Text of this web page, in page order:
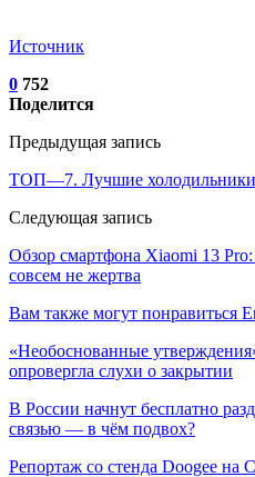
Источник
0 752
Поделится
Предыдущая запись
ТОП—7. Лучшие холодильники
Следующая запись
Обзор смартфона Xiaomi 13
совсем не жертва
Вам также могут понравиться
«Необоснованные
опровергла слухи о закрытии
В России начнут бесплатно
связью — в чём подвох?
Репортаж со стенда Doogee на